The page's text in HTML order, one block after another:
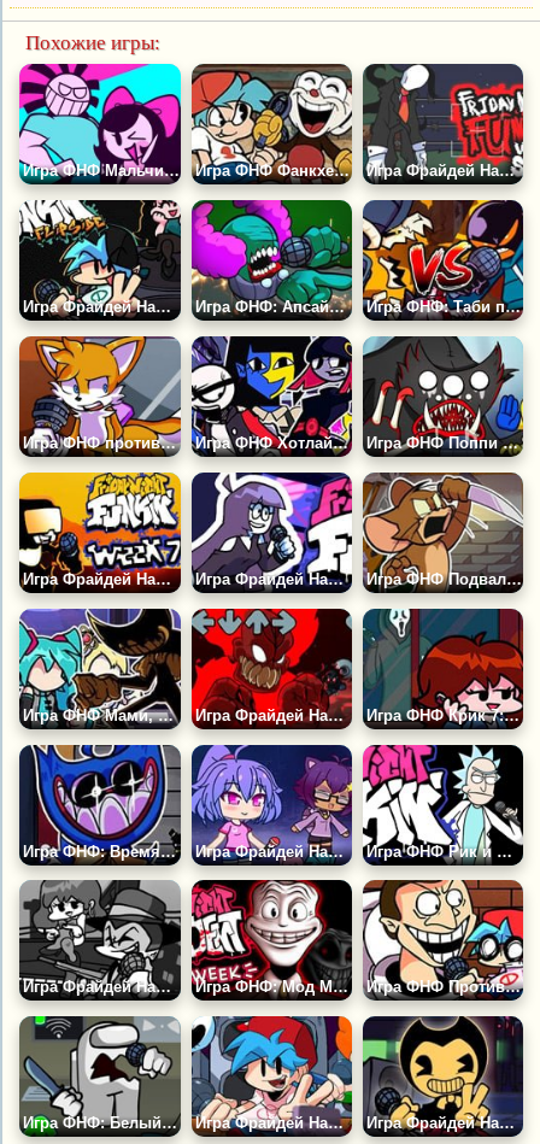
Похожие игры:
Игра ФНФ Мальчик и Девочка Игра ФНФ Фанкхед (Фанмейд) Игра Фрайдей Найт Фанкин (ФНФ): Слендермен
Игра Фрайдей Найт Фанкин: Флипсайд Игра ФНФ: Апсайд Трикки Игра ФНФ: Таби против Уитти
Игра ФНФ против Тейлза: Тёмный Дневник Игра ФНФ Хотлайн 024 Игра ФНФ Поппи Плейтайм: Килли Вилли
Игра Фрайдей Найт Фанкин: 7 Неделя Игра Фрайдей Найт Фанкин: Еееаааооо и Лила Игра ФНФ Подвальное Шоу: Том и Джерри Крипипаста
Игра ФНФ Мами, Мику и Бенди поют Мёртвая Надежда Игра Фрайдей Найт Фанкин: Трикки 2 Игра ФНФ Крик 7: Гёрлфренд не Сидни
Игра ФНФ: Время Рэпа с Хаги Ваги Игра Фрайдей Найт Фанкин: Гача Лайф Игра ФНФ Рик и Морти: Рик Санчез
Игра Фрайдей Найт Фанкин: Ретро Игра ФНФ: Мод Мистер Трололо Игра ФНФ Против Скибиди Туалета
Игра ФНФ: Белый Импостер Игра Фрайдей Найт Фанкин HD Игра Фрайдей Найт Фанкин: Бенди